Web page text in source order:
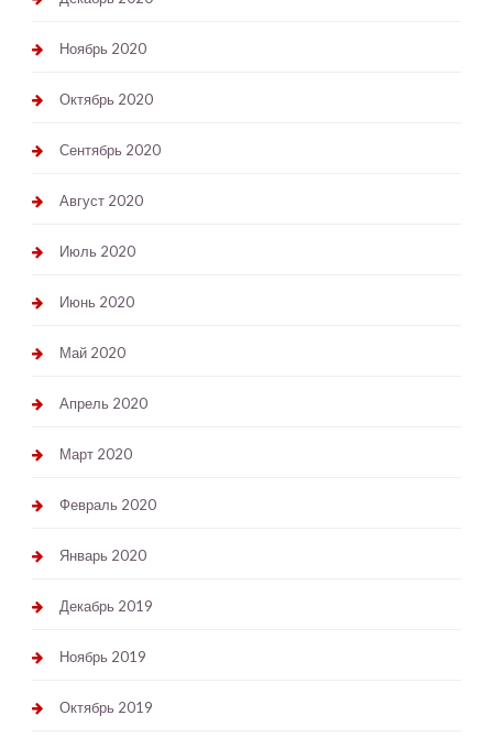
Ноябрь 2020
Октябрь 2020
Сентябрь 2020
Август 2020
Июль 2020
Июнь 2020
Май 2020
Апрель 2020
Март 2020
Февраль 2020
Январь 2020
Декабрь 2019
Ноябрь 2019
Октябрь 2019